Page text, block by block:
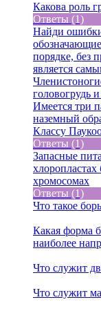
Какова роль
Ответы (1)
Найди
порядке, без
является
головогрудь
Имеется три
наземный
Классу
Ответы (1)
Запасные
хлоропластах
хромосомах
Ответы (1)
Что такое
Какая форма
наиболее
Что служит
Что служит